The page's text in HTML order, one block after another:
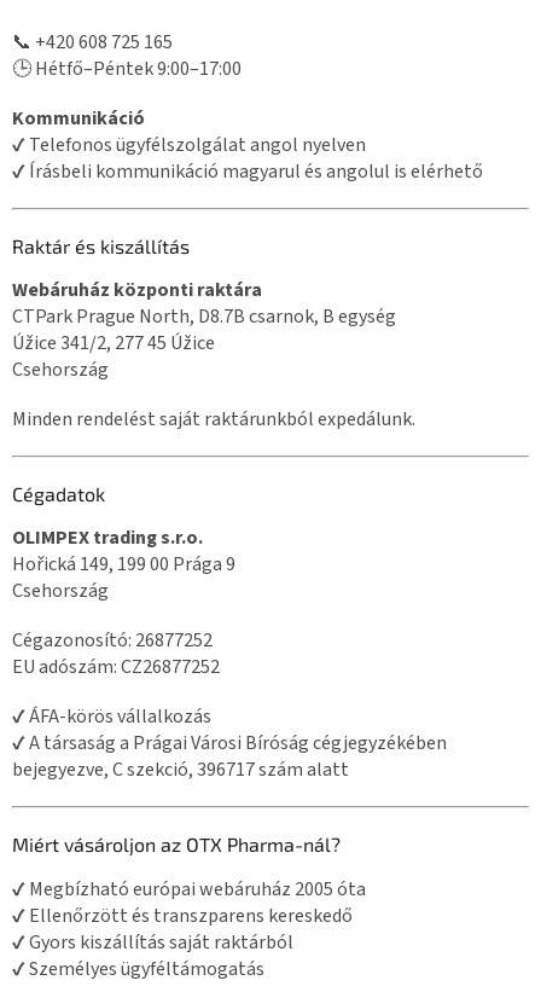
📞 +420 608 725 165
🕒 Hétfő–Péntek 9:00–17:00
Kommunikáció
✔ Telefonos ügyfélszolgálat angol nyelven
✔ Írásbeli kommunikáció magyarul és angolul is elérhető
Raktár és kiszállítás
Webáruház központi raktára
CTPark Prague North, D8.7B csarnok, B egység
Úžice 341/2, 277 45 Úžice
Csehország
Minden rendelést saját raktárunkból expedálunk.
Cégadatok
OLIMPEX trading s.r.o.
Hořická 149, 199 00 Prága 9
Csehország
Cégazonosító: 26877252
EU adószám: CZ26877252
✔ ÁFA-körös vállalkozás
✔ A társaság a Prágai Városi Bíróság cégjegyzékében
bejegyezve, C szekció, 396717 szám alatt
Miért vásároljon az OTX Pharma-nál?
✔ Megbízható európai webáruház 2005 óta
✔ Ellenőrzött és transzparens kereskedő
✔ Gyors kiszállítás saját raktárból
✔ Személyes ügyféltámogatás